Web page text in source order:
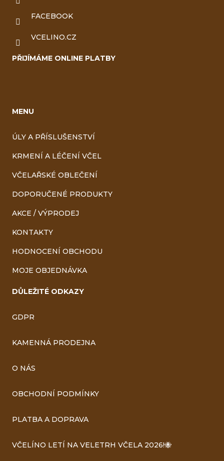
FACEBOOK
VCELINO.CZ
PŘIJÍMÁME ONLINE PLATBY
MENU
ÚLY A PŘÍSLUŠENSTVÍ
KRMENÍ A LÉČENÍ VČEL
VČELAŘSKÉ OBLEČENÍ
DOPORUČENÉ PRODUKTY
AKCE / VÝPRODEJ
KONTAKTY
HODNOCENÍ OBCHODU
MOJE OBJEDNÁVKA
DŮLEŽITÉ ODKAZY
GDPR
KAMENNÁ PRODEJNA
O NÁS
OBCHODNÍ PODMÍNKY
PLATBA A DOPRAVA
VČELÍNO LETÍ NA VELETRH VČELA 2026!🐝